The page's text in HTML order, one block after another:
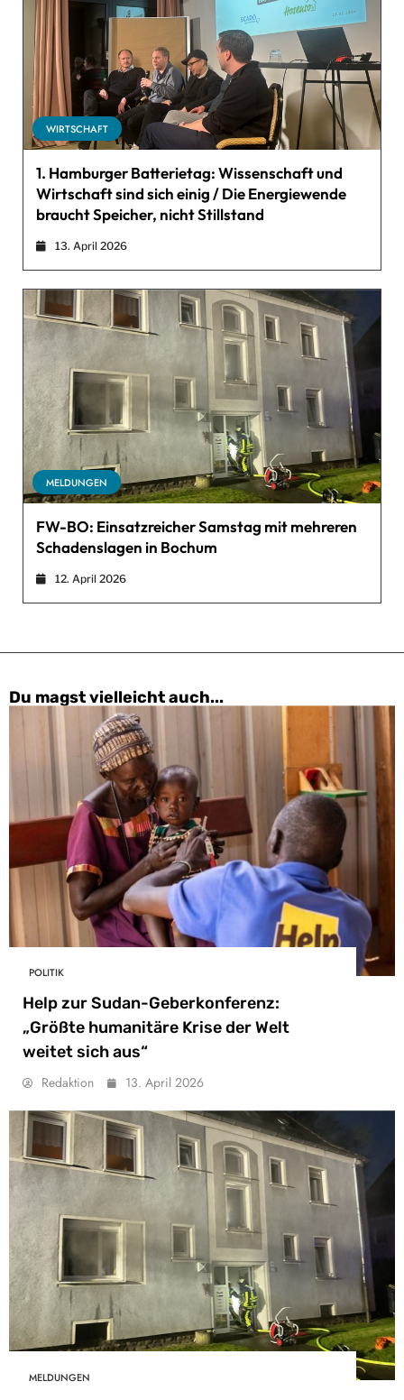
WIRTSCHAFT
1. Hamburger Batterietag: Wissenschaft und
Wirtschaft sind sich einig / Die Energiewende
braucht Speicher, nicht Stillstand
13. April 2026
MELDUNGEN
FW-BO: Einsatzreicher Samstag mit mehreren
Schadenslagen in Bochum
12. April 2026
Du magst vielleicht auch...
POLITIK
Help zur Sudan-Geberkonferenz:
„Größte humanitäre Krise der Welt
weitet sich aus“
Redaktion 13. April 2026
MELDUNGEN